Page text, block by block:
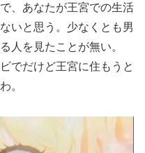
、あなたが王宮での生活
いと思う。少なくとも男
人を見たことが無い。
でだけど王宮に住もうと
。